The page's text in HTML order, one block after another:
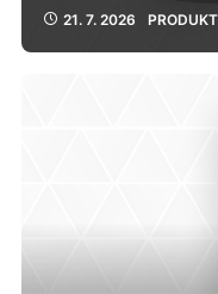
21. 7. 2026